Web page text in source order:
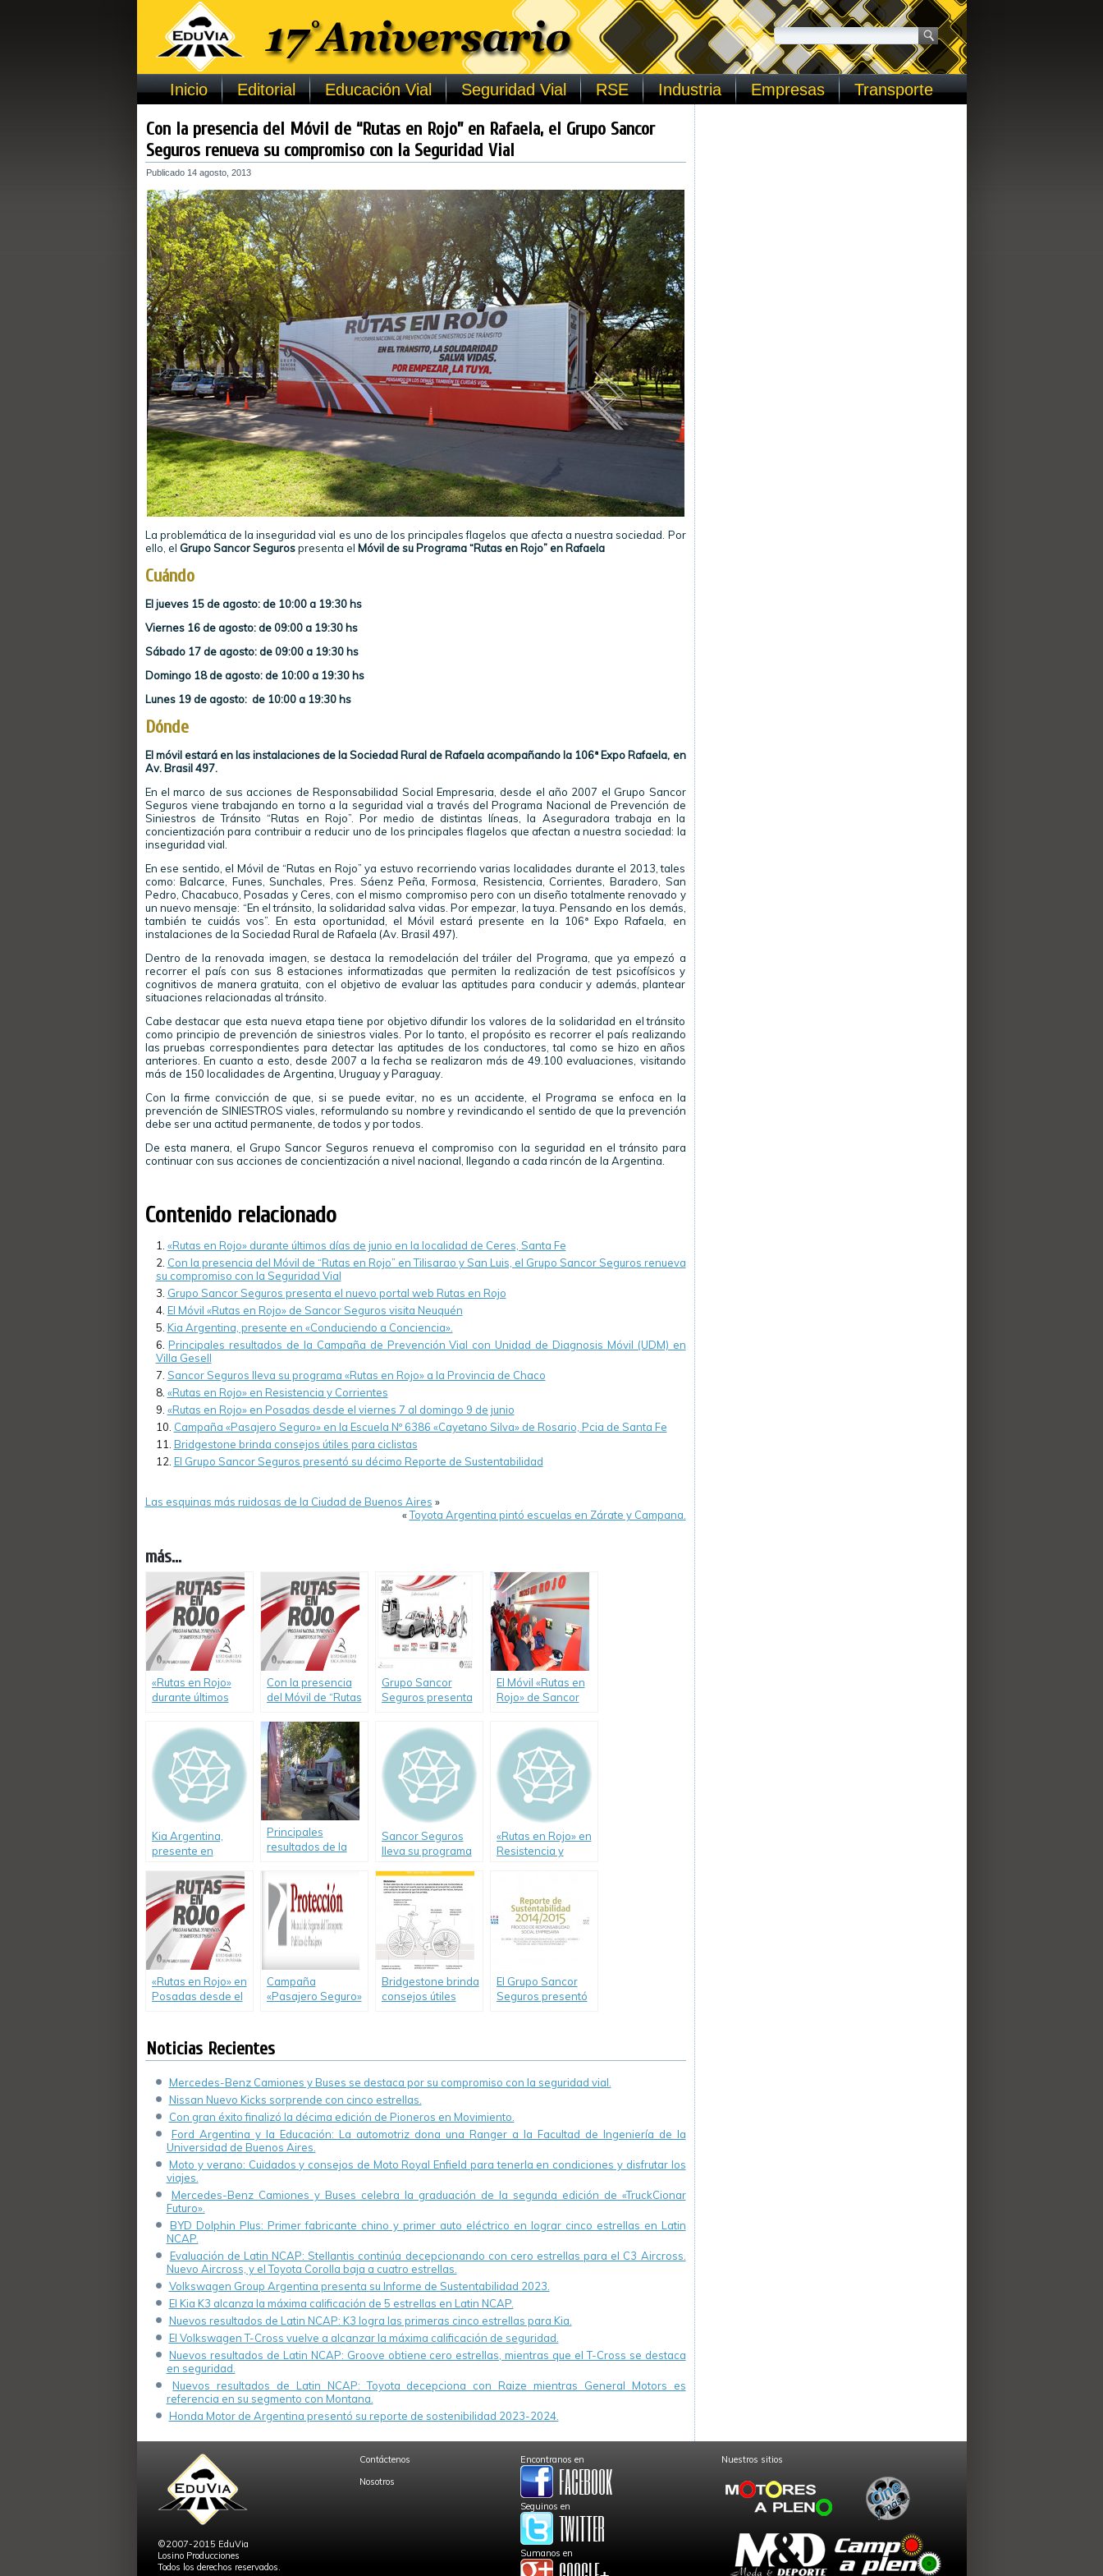
Inicio Editorial Educación Vial Seguridad Vial RSE Industria Empresas Transporte
Con la presencia del Móvil de “Rutas en Rojo” en Rafaela, el Grupo Sancor
Seguros renueva su compromiso con la Seguridad Vial
Publicado 14 agosto, 2013
La problemática de la inseguridad vial es uno de los principales flagelos que afecta a nuestra sociedad. Por
ello, el Grupo Sancor Segurospresenta el Móvil de su Programa “Rutas en Rojo” en Rafaela
Cuándo
El jueves 15 de agosto: de 10:00 a 19:30 hs
Viernes 16 de agosto: de 09:00 a 19:30 hs
Sábado 17 de agosto: de 09:00 a 19:30 hs
Domingo 18 de agosto: de 10:00 a 19:30 hs
Lunes 19 de agosto: de 10:00 a 19:30 hs
Dónde
El móvil estará en las instalaciones de la Sociedad Rural de Rafaela acompañando la 106ª Expo Rafaela, en
Av. Brasil 497.
En el marco de sus acciones de Responsabilidad Social Empresaria, desde el año 2007 el Grupo Sancor
Seguros viene trabajando en torno a la seguridad vial a través del Programa Nacional de Prevención de
Siniestros de Tránsito “Rutas en Rojo”. Por medio de distintas líneas, la Aseguradora trabaja en la
concientización para contribuir a reducir uno de los principales flagelos que afectan a nuestra sociedad: la
inseguridad vial.
En ese sentido, el Móvil de “Rutas en Rojo” ya estuvo recorriendo varias localidades durante el 2013, tales
como: Balcarce, Funes, Sunchales, Pres. Sáenz Peña, Formosa, Resistencia, Corrientes, Baradero, San
Pedro, Chacabuco, Posadas y Ceres, con el mismo compromiso pero con un diseño totalmente renovado y
un nuevo mensaje: “En el tránsito, la solidaridad salva vidas. Por empezar, la tuya. Pensando en los demás,
también te cuidás vos”. En esta oportunidad, el Móvil estará presente en la 106ª Expo Rafaela, en
instalaciones de la Sociedad Rural de Rafaela (Av. Brasil 497).
Dentro de la renovada imagen, se destaca la remodelación del tráiler del Programa, que ya empezó a
recorrer el país con sus 8 estaciones informatizadas que permiten la realización de test psicofísicos y
cognitivos de manera gratuita, con el objetivo de evaluar las aptitudes para conducir y además, plantear
situaciones relacionadas al tránsito.
Cabe destacar que esta nueva etapa tiene por objetivo difundir los valores de la solidaridad en el tránsito
como principio de prevención de siniestros viales. Por lo tanto, el propósito es recorrer el país realizando
las pruebas correspondientes para detectar las aptitudes de los conductores, tal como se hizo en años
anteriores. En cuanto a esto, desde 2007 a la fecha se realizaron más de 49.100 evaluaciones, visitando
más de 150 localidades de Argentina, Uruguay y Paraguay.
Con la firme convicción de que, si se puede evitar, no es un accidente, el Programa se enfoca en la
prevención de SINIESTROS viales, reformulando su nombre y revindicando el sentido de que la prevención
debe ser una actitud permanente, de todos y por todos.
De esta manera, el Grupo Sancor Seguros renueva el compromiso con la seguridad en el tránsito para
continuar con sus acciones de concientización a nivel nacional, llegando a cada rincón de la Argentina.
Contenido relacionado
«Rutas en Rojo» durante últimos días de junio en la localidad de Ceres, Santa Fe
Con la presencia del Móvil de “Rutas en Rojo” en Tilisarao y San Luis, el Grupo Sancor Seguros renueva
su compromiso con la Seguridad Vial
Grupo Sancor Seguros presenta el nuevo portal web Rutas en Rojo
El Móvil «Rutas en Rojo» de Sancor Seguros visita Neuquén
Kia Argentina, presente en «Conduciendo a Conciencia».
Principales resultados de la Campaña de Prevención Vial con Unidad de Diagnosis Móvil (UDM) en
Villa Gesell
Sancor Seguros lleva su programa «Rutas en Rojo» a la Provincia de Chaco
«Rutas en Rojo» en Resistencia y Corrientes
«Rutas en Rojo» en Posadas desde el viernes 7 al domingo 9 de junio
Campaña «Pasajero Seguro» en la Escuela Nº 6386 «Cayetano Silva» de Rosario, Pcia de Santa Fe
Bridgestone brinda consejos útiles para ciclistas
El Grupo Sancor Seguros presentó su décimo Reporte de Sustentabilidad
Las esquinas más ruidosas de la Ciudad de Buenos Aires »
«Toyota Argentina pintó escuelas en Zárate y Campana.
más...
«Rutas en Rojo»
durante últimos
localidad de Ceres,
Santa Fe
Con la presencia
del Móvil de “Rutas
Tilisarao y San Luis,
el Grupo Sancor
Seguros renueva
su compromiso con
la Seguridad Vial
Grupo Sancor
Seguros presenta
web Rutas en Rojo
El Móvil «Rutas en
Rojo» de Sancor
Neuquén
Kia Argentina,
presente en
Conciencia».
Principales
resultados de la
con Unidad de
Diagnosis Móvil
(UDM) en Villa
Gesell
Sancor Seguros
lleva su programa
la Provincia de
Chaco
«Rutas en Rojo» en
Resistencia y
«Rutas en Rojo» en
Posadas desde el
Campaña
«Pasajero Seguro»
Pcia de Santa Fe
Bridgestone brinda
consejos útiles
El Grupo Sancor
Seguros presentó
Noticias Recientes
Mercedes-Benz Camiones y Buses se destaca por su compromiso con la seguridad vial.
Nissan Nuevo Kicks sorprende con cinco estrellas.
Con gran éxito finalizó la décima edición de Pioneros en Movimiento.
Ford Argentina y la Educación: La automotriz dona una Ranger a la Facultad de Ingeniería de la
Universidad de Buenos Aires.
Moto y verano: Cuidados y consejos de Moto Royal Enfield para tenerla en condiciones y disfrutar los
viajes.
Mercedes-Benz Camiones y Buses celebra la graduación de la segunda edición de «TruckCionar
Futuro».
BYD Dolphin Plus: Primer fabricante chino y primer auto eléctrico en lograr cinco estrellas en Latin
NCAP.
Evaluación de Latin NCAP: Stellantis continúa decepcionando con cero estrellas para el C3 Aircross.
Nuevo Aircross, y el Toyota Corolla baja a cuatro estrellas.
Volkswagen Group Argentina presenta su Informe de Sustentabilidad 2023.
El Kia K3 alcanza la máxima calificación de 5 estrellas en Latin NCAP.
Nuevos resultados de Latin NCAP: K3 logra las primeras cinco estrellas para Kia.
El Volkswagen T-Cross vuelve a alcanzar la máxima calificación de seguridad.
Nuevos resultados de Latin NCAP: Groove obtiene cero estrellas, mientras que el T-Cross se destaca
en seguridad.
Nuevos resultados de Latin NCAP: Toyota decepciona con Raize mientras General Motors es
referencia en su segmento con Montana.
Honda Motor de Argentina presentó su reporte de sostenibilidad 2023-2024.
©2007-2015 EduVia
Losino Producciones
Todos los derechos reservados.
Contáctenos
Nosotros
Encontranos en
Seguinos en
Sumanos en
Nuestros sitios